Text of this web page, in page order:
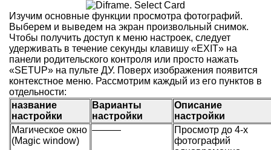
Изучим основные функции просмотра фотографий.
Выберем и выведем на экран произвольный снимок.
Чтобы получить доступ к меню настроек, следует
удерживать в течение секунды клавишу «EXIT» на
панели родительского контроля или просто нажать
«SETUP» на пульте ДУ. Поверх изображения появится
контекстное меню. Рассмотрим каждый из его пунктов в
отдельности:
название
настройки
Варианты
настройки
Описание
настройки
Магическое окно
(Magic window)
———
Просмотр до 4-х
фотографий